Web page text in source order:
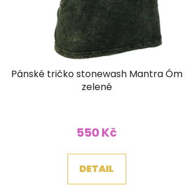
Pánské tričko stonewash Mantra Óm
zelené
550 Kč
DETAIL